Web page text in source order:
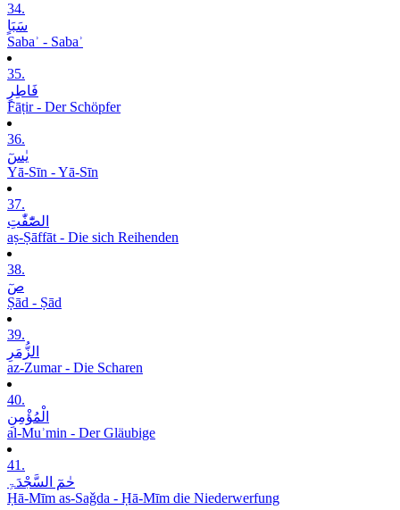
34.
سَبَاٍ
Sabaʾ - Sabaʾ
35.
فَاطِرٍ
Fāṭir - Der Schöpfer
36.
یٰسٓ
Yā-Sīn - Yā-Sīn
37.
الصّٰٓفّٰتِ
aṣ-Ṣāffāt - Die sich Reihenden
38.
صٓ
Ṣād - Ṣād
39.
الزُّمَرِ
az-Zumar - Die Scharen
40.
الْمُؤْمِنِ
al-Muʾmin - Der Gläubige
41.
حٰمٓ السَّجْدَۃِ
Ḥā-Mīm as-Saǧda - Ḥā-Mīm die Niederwerfung